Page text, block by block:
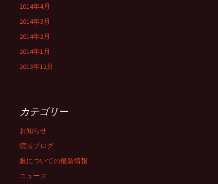
2014年4月
2014年3月
2014年2月
2014年1月
2013年12月
カテゴリー
お知らせ
院長ブログ
眼についての最新情報
ニュース